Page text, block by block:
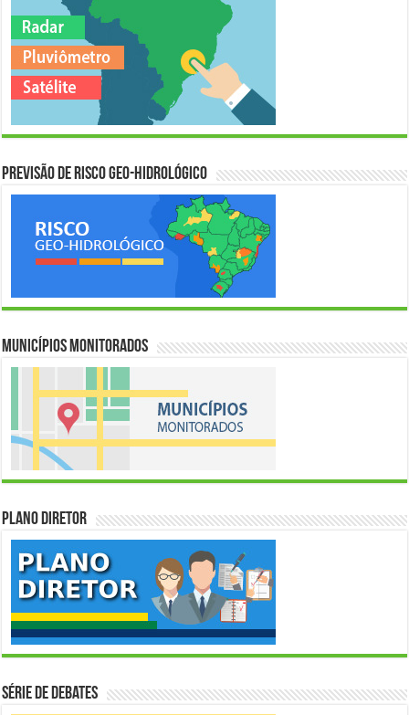
Previsão de Risco Geo-Hidrológico
Municípios Monitorados
Plano Diretor
Série de Debates